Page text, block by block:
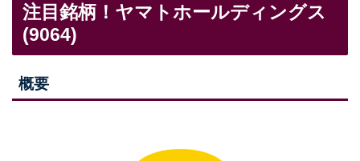
注目銘柄！ヤマトホールディングス
(9064)
概要